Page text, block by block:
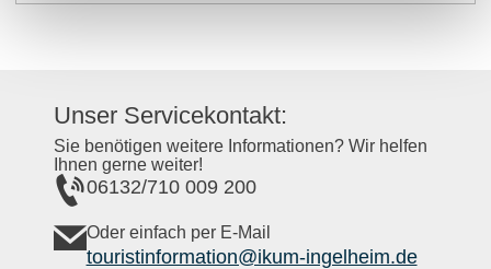
Unser Servicekontakt:
Sie benötigen weitere Informationen? Wir helfen
Ihnen gerne weiter!
06132/710 009 200
Oder einfach per E-Mail
touristinformation@ikum-ingelheim.de